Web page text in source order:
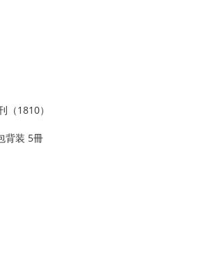
（1810）
装 5冊